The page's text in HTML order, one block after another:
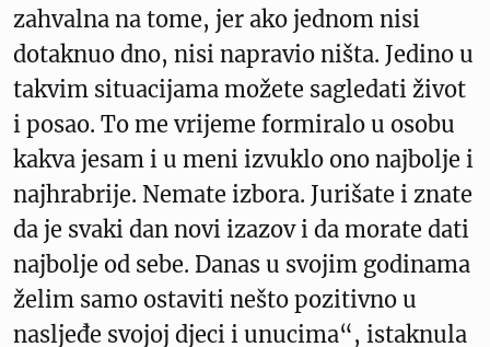
zahvalna na tome, jer ako jednom nisi
dotaknuo dno, nisi napravio ništa. Jedino u
takvim situacijama možete sagledati život
i posao. To me vrijeme formiralo u osobu
kakva jesam i u meni izvuklo ono najbolje i
najhrabrije. Nemate izbora. Jurišate i znate
da je svaki dan novi izazov i da morate dati
najbolje od sebe. Danas u svojim godinama
želim samo ostaviti nešto pozitivno u
nasljeđe svojoj djeci i unucima“, istaknula